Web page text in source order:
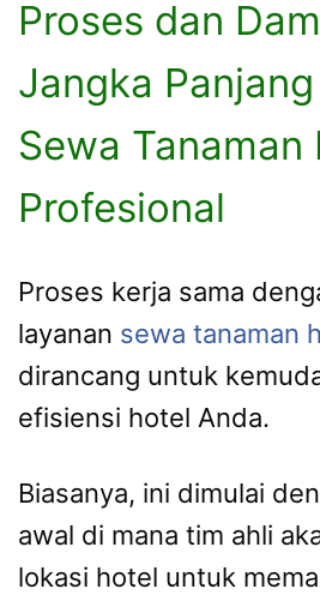
Proses dan
Jangka
Sewa Tanaman
Profesional
Proses kerja sama
layanan sewa tanaman
dirancang untuk
efisiensi hotel Anda.
Biasanya, ini dimulai
awal di mana tim ahli
lokasi hotel untuk